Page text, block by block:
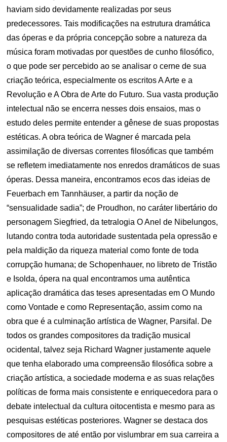
haviam sido devidamente realizadas por seus
predecessores. Tais modificações na estrutura dramática
das óperas e da própria concepção sobre a natureza da
música foram motivadas por questões de cunho filosófico,
o que pode ser percebido ao se analisar o cerne de sua
criação teórica, especialmente os escritos A Arte e a
Revolução e A Obra de Arte do Futuro. Sua vasta produção
intelectual não se encerra nesses dois ensaios, mas o
estudo deles permite entender a gênese de suas propostas
estéticas. A obra teórica de Wagner é marcada pela
assimilação de diversas correntes filosóficas que também
se refletem imediatamente nos enredos dramáticos de suas
óperas. Dessa maneira, encontramos ecos das ideias de
Feuerbach em Tannhäuser, a partir da noção de
“sensualidade sadia”; de Proudhon, no caráter libertário do
personagem Siegfried, da tetralogia O Anel de Nibelungos,
lutando contra toda autoridade sustentada pela opressão e
pela maldição da riqueza material como fonte de toda
corrupção humana; de Schopenhauer, no libreto de Tristão
e Isolda, ópera na qual encontramos uma autêntica
aplicação dramática das teses apresentadas em O Mundo
como Vontade e como Representação, assim como na
obra que é a culminação artística de Wagner, Parsifal. De
todos os grandes compositores da tradição musical
ocidental, talvez seja Richard Wagner justamente aquele
que tenha elaborado uma compreensão filosófica sobre a
criação artística, a sociedade moderna e as suas relações
políticas de forma mais consistente e enriquecedora para o
debate intelectual da cultura oitocentista e mesmo para as
pesquisas estéticas posteriores. Wagner se destaca dos
compositores de até então por vislumbrar em sua carreira a